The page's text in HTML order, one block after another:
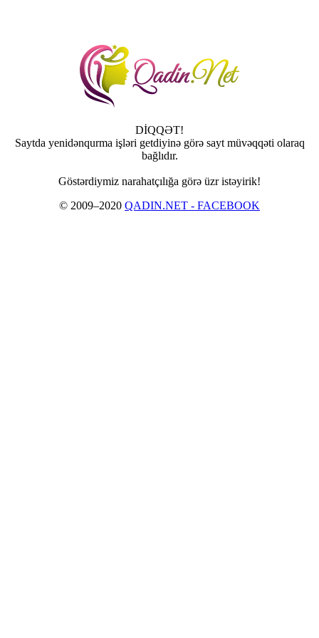
DİQQƏT!
Saytda yenidənqurma işləri getdiyinə görə sayt müvəqqəti olaraq
bağlıdır.
Göstərdiymiz narahatçılığa görə üzr istəyirik!
© 2009–2020 QADIN.NET - FACEBOOK